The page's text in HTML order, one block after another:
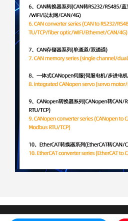
COPYRIGHT 沈阳弗仕德科技有限公司